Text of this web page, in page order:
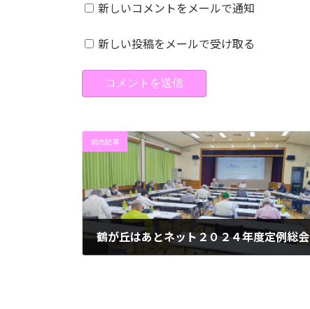
新しいコメントをメールで通知
新しい投稿をメールで受け取る
前の記事
鶴が丘はあとネット２０２４年度定例総会